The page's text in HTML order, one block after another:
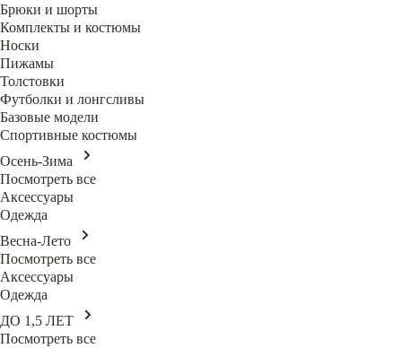
Брюки и шорты
Комплекты и костюмы
Носки
Пижамы
Толстовки
Футболки и лонгсливы
Базовые модели
Спортивные костюмы
Осень-Зима
Посмотреть все
Аксессуары
Одежда
Весна-Лето
Посмотреть все
Аксессуары
Одежда
ДО 1,5 ЛЕТ
Посмотреть все